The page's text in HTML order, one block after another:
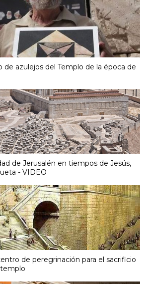
de azulejos del Templo de la época de
de Jerusalén en tiempos de Jesús,
- VIDEO
de peregrinación para el sacrificio